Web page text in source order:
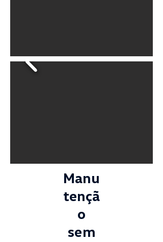
Manu
tençã
o
sem